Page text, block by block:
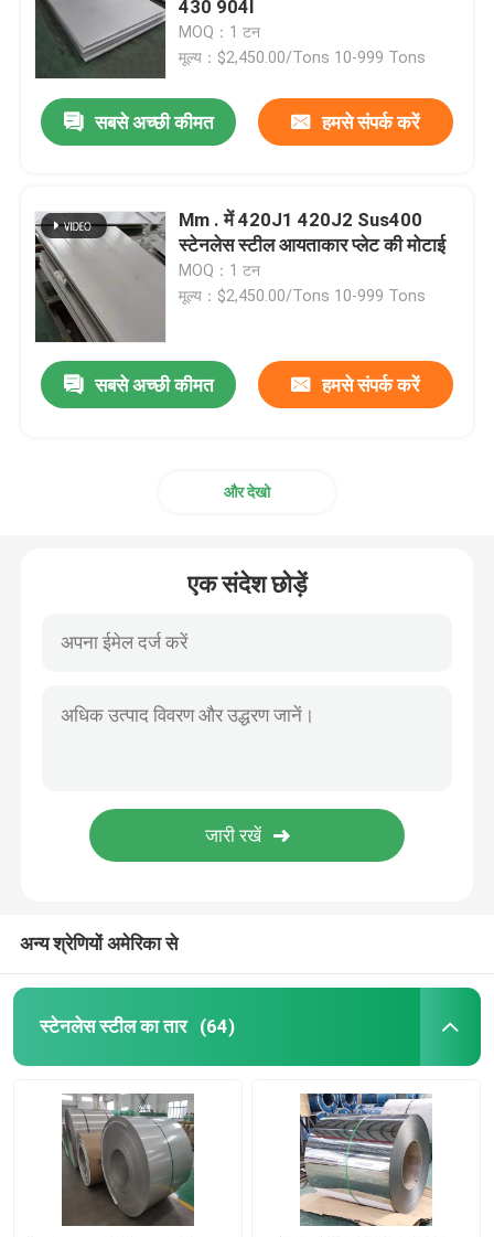
स्टेनलेस स्टील चैनल
स्टेनलेस स्टील कोण
स्टेनलेस स्टील तार
स्टेनलेस स्टील सजावटी पाइप
स्टेनलेस स्टील सीमलेस ट्यूब
430 904l
MOQ：1 टन
मूल्य：$2,450.00/Tons 10-999 Tons
सबसे अच्छी कीमत हमसे संपर्क करें
Mm . में 420J1 420J2 Sus400
स्टेनलेस स्टील आयताकार प्लेट की मोटाई
MOQ：1 टन
मूल्य：$2,450.00/Tons 10-999 Tons
सबसे अच्छी कीमत हमसे संपर्क करें
और देखो
एक संदेश छोड़ें
अन्य श्रेणियों अमेरिका से
स्टेनलेस स्टील का तार (64)